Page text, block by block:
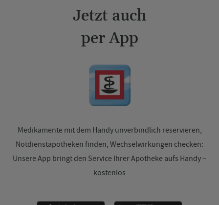
Jetzt auch
per App
Medikamente mit dem Handy unverbindlich reservieren,
Notdienstapotheken finden, Wechselwirkungen checken:
Unsere App bringt den Service Ihrer Apotheke aufs Handy –
kostenlos